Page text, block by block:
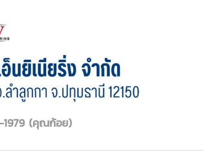
(คุณก้อย)